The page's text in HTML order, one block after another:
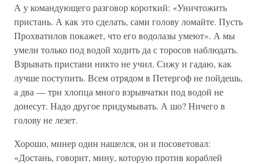
А у командующего разговор короткий: «Уничтожить
пристань. А как это сделать, сами голову ломайте. Пусть
Прохватилов покажет, что его водолазы умеют». А мы
умели только под водой ходить да с торосов наблюдать.
Взрывать пристани никто не учил. Сижу и гадаю, как
лучше поступить. Всем отрядом в Петергоф не пойдешь,
а два — три хлопца много взрывчатки под водой не
донесут. Надо другое придумывать. А шо? Ничего в
голову не лезет.
Хорошо, минер один нашелся, он и посоветовал:
«Достань, говорит, мину, которую против кораблей